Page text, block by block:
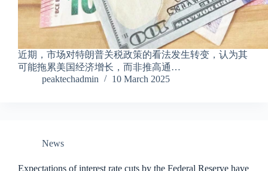
近期，市场对特朗普关税政策的看法发生转变，认为其
可能拖累美国经济增长，而非推高通…
peaktechadmin
10 March 2025
News
Expectations of interest rate cuts by the Federal Reserve have